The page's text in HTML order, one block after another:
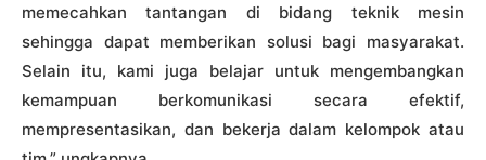
memecahkan tantangan di bidang teknik mesin
sehingga dapat memberikan solusi bagi masyarakat.
Selain itu, kami juga belajar untuk mengembangkan
kemampuan berkomunikasi secara efektif,
mempresentasikan, dan bekerja dalam kelompok atau